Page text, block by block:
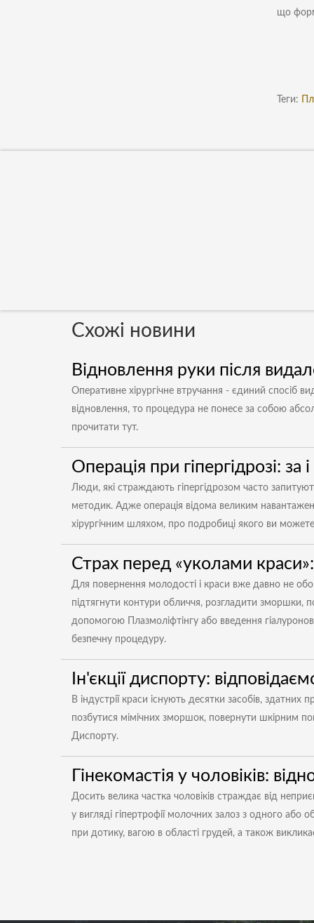
що
Теги:
Схожі новини
Відновлення руки після
Оперативне хірургічне втручання - єдиний спосіб
відновлення, то процедура не понесе за собою
прочитати тут.
Операція при гіпергідрозі: за
Люди, які страждають гіпергідрозом часто
методик. Адже операція відома великим
хірургічним шляхом, про подробиці якого ви
Страх перед «уколами
Для повернення молодості і краси вже давно не
підтягнути контури обличчя, розгладити зморшки,
допомогою Плазмоліфтінгу або введення
безпечну процедуру.
Ін'єкції диспорту:
В індустрії краси існують десятки засобів,
позбутися мімічних зморшок, повернути шкірним
Диспорту.
Гінекомастія у чоловіків:
Досить велика частка чоловіків страждає від
у вигляді гіпертрофії молочних залоз з одного або
при дотику, вагою в області грудей, а також